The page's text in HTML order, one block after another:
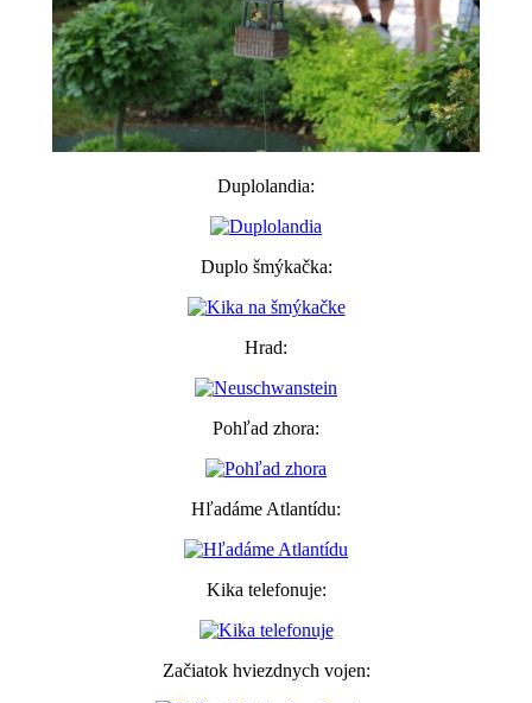
Duplolandia:
Duplo šmýkačka:
Hrad:
Pohľad zhora:
Hľadáme Atlantídu:
Kika telefonuje:
Začiatok hviezdnych vojen: